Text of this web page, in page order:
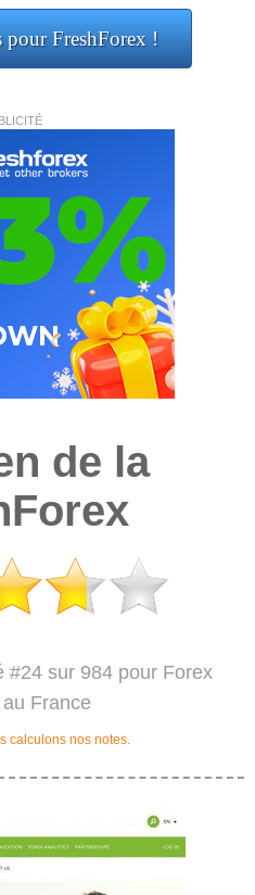
FreshForex !
de la
#24 sur 984 pour Forex
France
calculons nos notes.